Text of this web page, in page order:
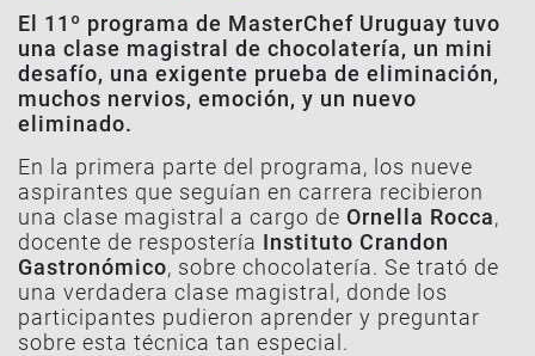
El 11º programa de MasterChef Uruguay tuvo
una clase magistral de chocolatería, un mini
desafío, una exigente prueba de eliminación,
muchos nervios, emoción, y un nuevo
eliminado.
En la primera parte del programa, los nueve
aspirantes que seguían en carrera recibieron
una clase magistral a cargo de Ornella Rocca,
docente de respostería Instituto Crandon
Gastronómico, sobre chocolatería. Se trató de
una verdadera clase magistral, donde los
participantes pudieron aprender y preguntar
sobre esta técnica tan especial.